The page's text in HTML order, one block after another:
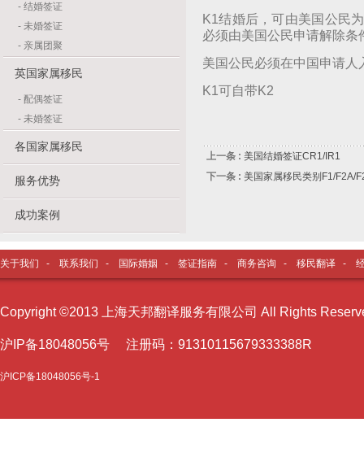
- 结婚签证
- 未婚签证
- 亲属团聚
英国家属移民
- 配偶签证
- 未婚签证
各国家属移民
服务优势
成功案例
K1结婚后，可由美国公民
必须由美国公民申请解除
美国公民必须在中国申请
K1可自带K2
上一条 : 美国结婚签证CR1/IR1
下一条 : 美国家属移民类别F1/F2A/
关于我们 - 联系我们 - 国际婚姻 - 签证指南 - 商务咨询 - 移民翻译 -
Copyright ©2013 上海天邦翻译服务有限公司 All Rights
沪I P备18048056号 注册码：91310115679333388R
沪ICP备18048056号-1